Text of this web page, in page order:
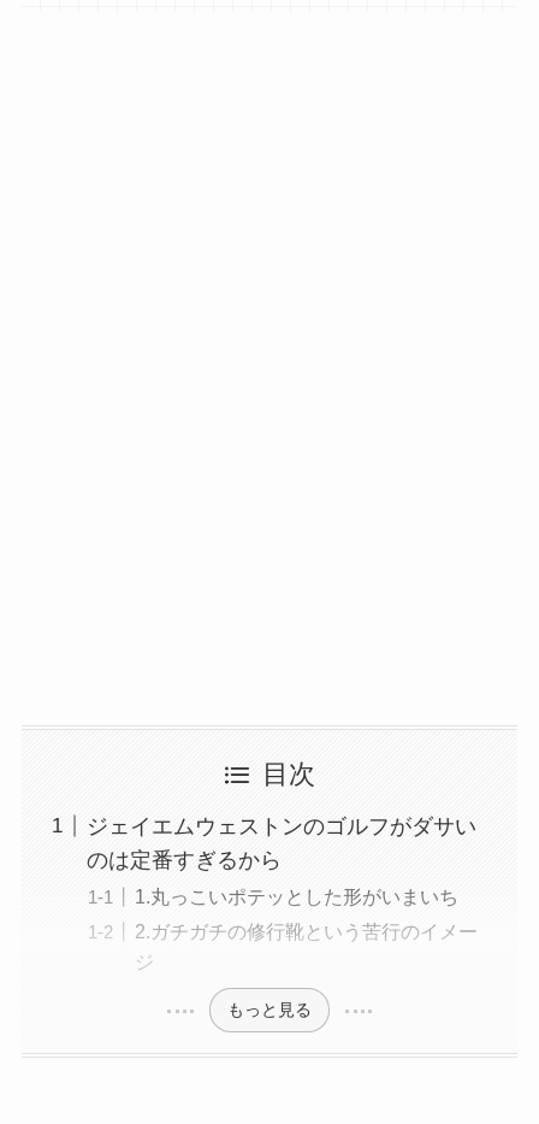
目次
ジェイエムウェストンのゴルフがダサい
のは定番すぎるから
1.丸っこいポテッとした形がいまいち
2.ガチガチの修行靴という苦行のイメー
ジ
もっと見る